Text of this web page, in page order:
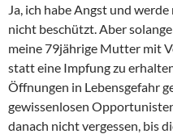
Ja, ich habe Angst und
nicht beschützt. Aber
meine 79jährige Mutter mit
statt eine Impfung zu
Öffnungen in Lebensgefahr
gewissenlosen
danach nicht vergessen, bis